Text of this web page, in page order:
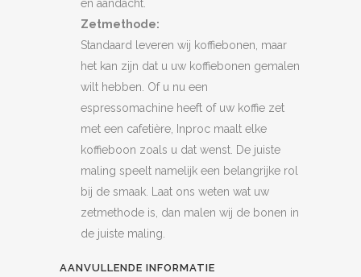
en aandacht.
Zetmethode:
Standaard leveren wij koffiebonen, maar
het kan zijn dat u uw koffiebonen gemalen
wilt hebben. Of u nu een
espressomachine heeft of uw koffie zet
met een cafetière, Inproc maalt elke
koffieboon zoals u dat wenst. De juiste
maling speelt namelijk een belangrijke rol
bij de smaak. Laat ons weten wat uw
zetmethode is, dan malen wij de bonen in
de juiste maling.
AANVULLENDE INFORMATIE